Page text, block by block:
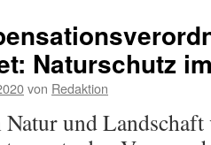
Naturschutz
von Redaktion
und Landschaft